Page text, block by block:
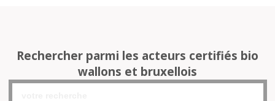
Rechercher parmi les acteurs certifiés bio
wallons et bruxellois